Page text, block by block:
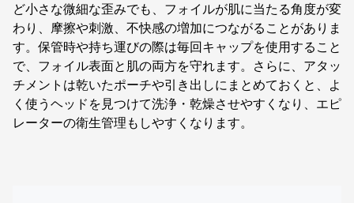
ど小さな微細な歪みでも、フォイルが肌に当たる角度が変
わり、摩擦や刺激、不快感の増加につながることがありま
す。保管時や持ち運びの際は毎回キャップを使用すること
で、フォイル表面と肌の両方を守れます。さらに、アタッ
チメントは乾いたポーチや引き出しにまとめておくと、よ
く使うヘッドを見つけて洗浄・乾燥させやすくなり、エピ
レーターの衛生管理もしやすくなります。